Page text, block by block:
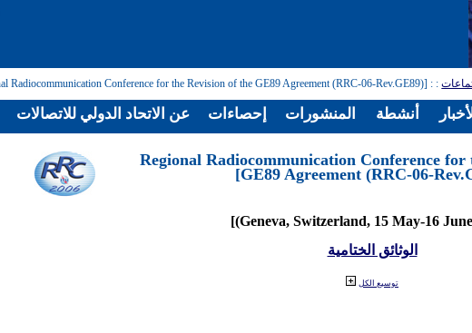
:
: [Regional Radiocommunication Conference for the Revision of the GE89 Agreement (RRC-06-Rev.GE89)]
[Regional Radiocommunication Conference for
GE89 Agreement (RRC-06-
الوثائق الختامية
توسيع الكل
عن الاتحاد الدولي للاتصالات إحصاءات المنشورات أنشطة